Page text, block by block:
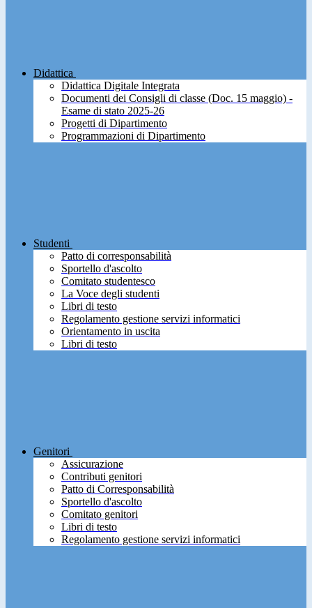
Didattica
Didattica Digitale Integrata
Documenti dei Consigli di classe (Doc. 15 maggio) -
Esame di stato 2025-26
Progetti di Dipartimento
Programmazioni di Dipartimento
Studenti
Patto di corresponsabilità
Sportello d'ascolto
Comitato studentesco
La Voce degli studenti
Libri di testo
Regolamento gestione servizi informatici
Orientamento in uscita
Libri di testo
Genitori
Assicurazione
Contributi genitori
Patto di Corresponsabilità
Sportello d'ascolto
Comitato genitori
Libri di testo
Regolamento gestione servizi informatici